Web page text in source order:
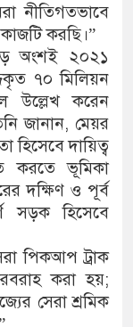
নীতিগতভাবে
করছি।”
অংশই ২০২১
৭০ মিলিয়ন
উল্লেখ করেন
জানান, মেয়র
হিসেবে দায়িত্ব
করতে ভূমিকা
দক্ষিণ ও পূর্ব
সড়ক হিসেবে
পিকআপ ট্রাক
করা হয়;
সেরা শ্রমিক